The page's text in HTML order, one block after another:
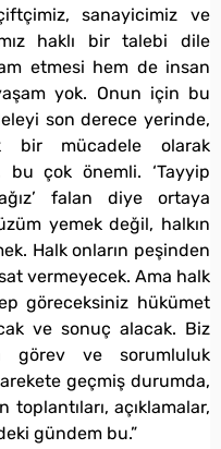
sanayicimiz ve
haklı bir talebi dile
etmesi hem de insan
yok. Onun için bu
son derece yerinde,
bir mücadele olarak
bu çok önemli. ‘Tayyip
falan diye ortaya
yemek değil, halkın
Halk onların peşinden
vermeyecek. Ama halk
göreceksiniz hükümet
ve sonuç alacak. Biz
görev ve sorumluluk
geçmiş durumda,
açıklamalar,
gündem bu.”